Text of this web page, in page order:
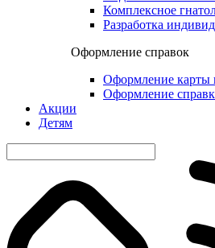
Комплексное
Разработка
Оформление справок
Оформление карты
Оформление
Акции
Детям